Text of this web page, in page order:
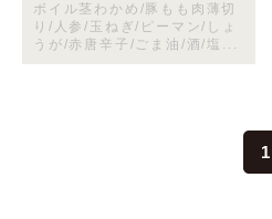
ボイル茎わかめ/豚もも肉薄切
り/人参/玉ねぎ/ピーマン/しょ
うが/赤唐辛子/ごま油/酒/塩...
1